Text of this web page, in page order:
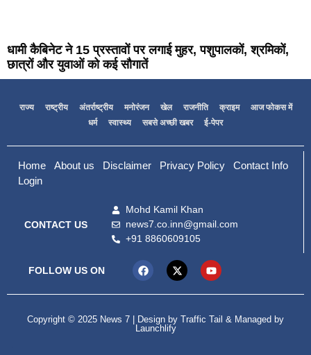
धामी कैबिनेट ने 15 प्रस्तावों पर लगाई मुहर, पशुपालकों, श्रमिकों,
छात्रों और युवाओं को कई सौगातें
राज्य राष्ट्रीय अंतर्राष्ट्रीय मनोरंजन खेल राजनीति क्राइम
आज फोकस में
धर्म
स्वास्थ्य सबसे अच्छी खबर ई-पेपर
Home About us Disclaimer Privacy Policy
Contact Info
Login
CONTACT US
Mohd Kamil Khan
news7.co.inn@gmail.com
+91 8860609105
FOLLOW US ON
Copyright © 2025 News 7 | Design by Traffic Tail & Managed by
Launchlify